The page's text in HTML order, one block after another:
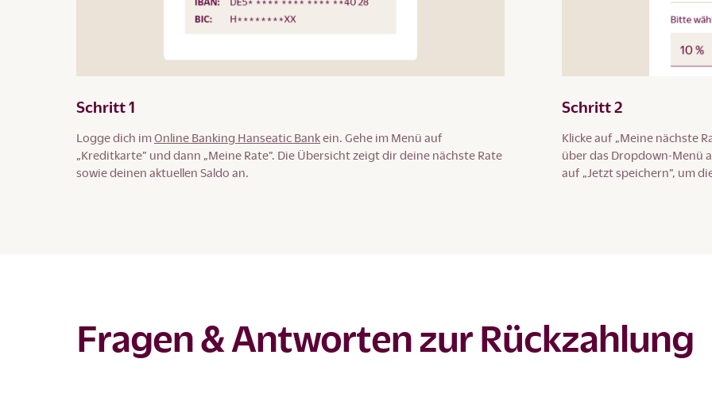
Schritt 1
Logge dich im Online Banking Hanseatic Bankein. Gehe im Menü auf
„Kreditkarte” und dann „Meine Rate”. Die Übersicht zeigt dir deine nächste Rate
sowie deinen aktuellen Saldo an.
Schritt 2
Klicke auf „Meine nächste
über das Dropdown-Menü
auf „Jetzt speichern”, um
Fragen & Antworten zur Rückzahlung